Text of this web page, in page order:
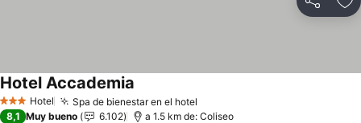
Compartir
3 Estrellas
Hotel Spa de bienestar en el hotel
Hotel Accademia
8,1 Muy bueno 6.102 a 1.5 km de: Coliseo